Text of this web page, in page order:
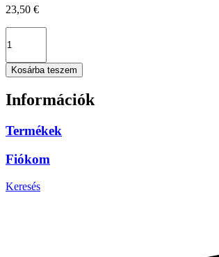
23,50 €
Kosárba teszem
Információk
Termékek
Fiókom
Keresés